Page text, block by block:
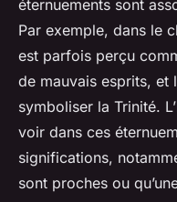
éternuements sont
Par exemple, dans le
est parfois perçu
de mauvais esprits, et
symboliser la Trinité.
voir dans ces
significations,
sont proches ou